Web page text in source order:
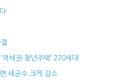
세권 청년주택’ 270세대
세균수 크게 감소